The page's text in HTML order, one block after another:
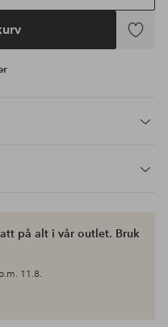
Legg
på alt i vår outlet. Bruk
11.8.